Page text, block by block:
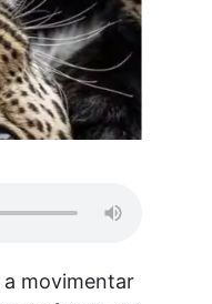
a movimentar